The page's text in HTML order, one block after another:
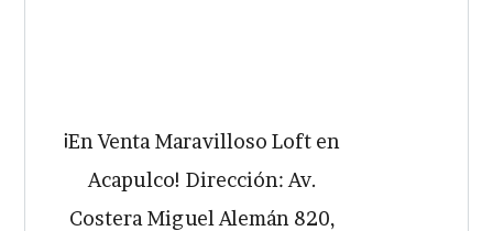
¡En Venta Maravilloso Loft en
Acapulco! Dirección: Av.
Costera Miguel Alemán 820,